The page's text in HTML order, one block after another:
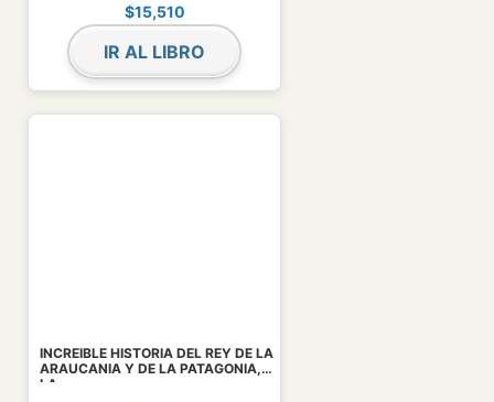
$15,510
IR AL LIBRO
INCREIBLE HISTORIA DEL REY DE LA
ARAUCANIA Y DE LA PATAGONIA,
LA